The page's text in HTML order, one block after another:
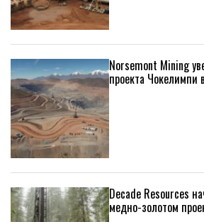
Norsemont Mining
проекта Чокелимпи
Decade Resources
медно-золотом